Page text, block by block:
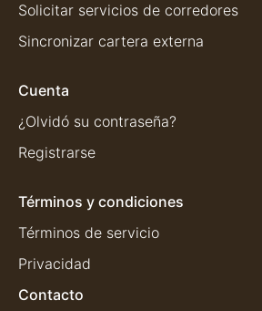
Solicitar servicios de corredores
Sincronizar cartera externa
Cuenta
¿Olvidó su contraseña?
Registrarse
Términos y condiciones
Términos de servicio
Privacidad
Contacto